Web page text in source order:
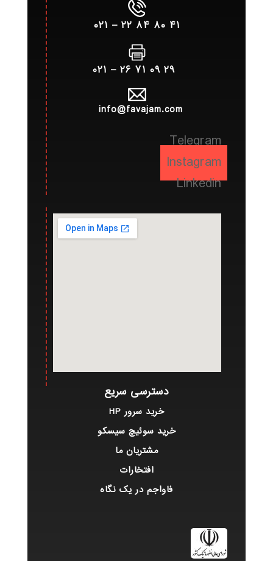
۴۱ ۸۰ ۸۴ ۲۲ – ۰۲۱
۲۹ ۰۹ ۷۱ ۲۶ – ۰۲۱
info@favajam.com
Telegram
Instagram
Linkedin
دسترسی سریع
خرید سرور HP
خرید سوئیچ سیسکو
مشتریان ما
افتخارات
فاواجم در یک نگاه